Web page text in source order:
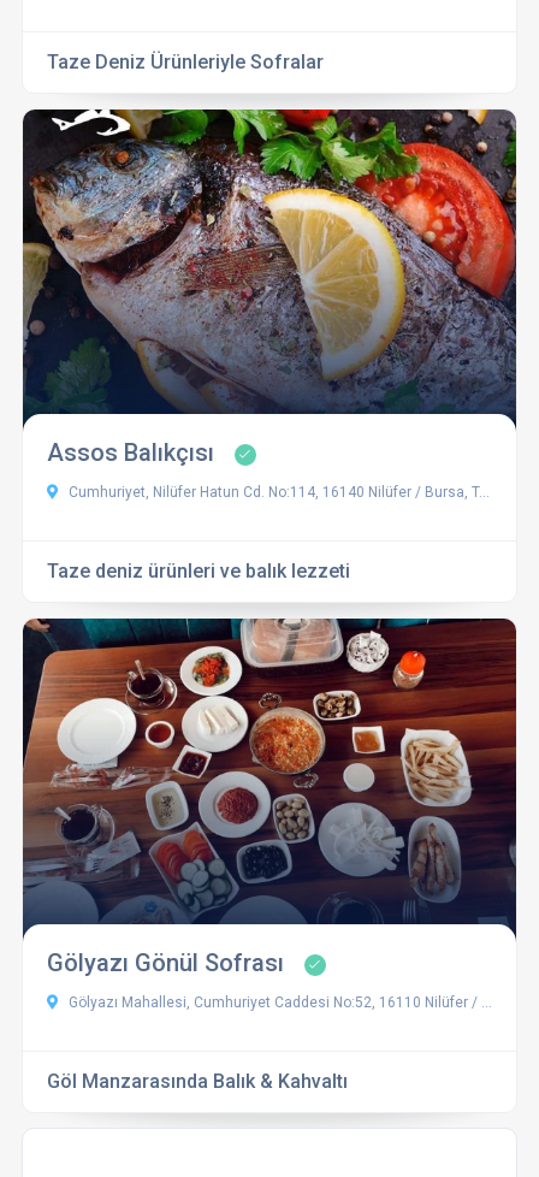
Taze Deniz Ürünleriyle Sofralar
Assos Balıkçısı
Cumhuriyet, Nilüfer Hatun Cd. No:114, 16140 Nilüfer / Bursa, Türkiye
Taze deniz ürünleri ve balık lezzeti
Gölyazı Gönül Sofrası
Gölyazı Mahallesi, Cumhuriyet Caddesi No:52, 16110 Nilüfer / Bursa Türkiye
Göl Manzarasında Balık & Kahvaltı